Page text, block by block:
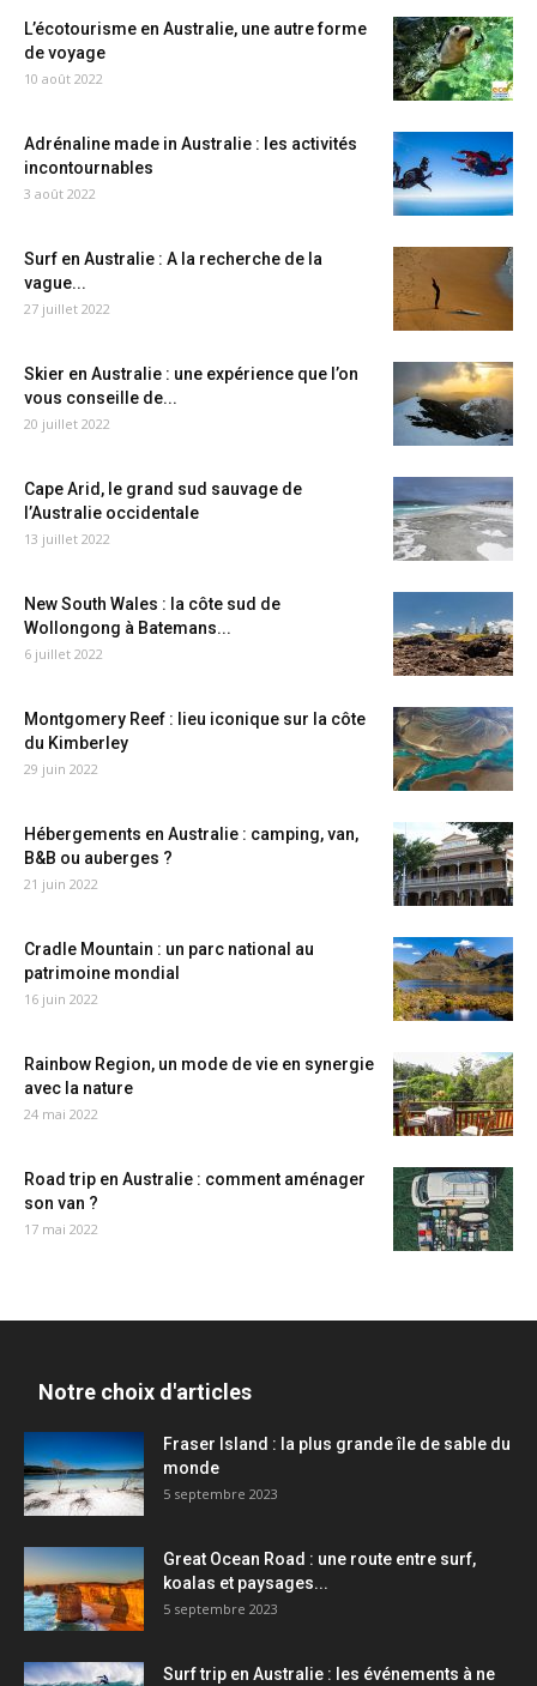
L’écotourisme en Australie, une autre forme
de voyage
10 août 2022
Adrénaline made in Australie : les activités
incontournables
3 août 2022
Surf en Australie : A la recherche de la
vague...
27 juillet 2022
Skier en Australie : une expérience que l’on
vous conseille de...
20 juillet 2022
Cape Arid, le grand sud sauvage de
l’Australie occidentale
13 juillet 2022
New South Wales : la côte sud de
Wollongong à Batemans...
6 juillet 2022
Montgomery Reef : lieu iconique sur la côte
du Kimberley
29 juin 2022
Hébergements en Australie : camping, van,
B&B ou auberges ?
21 juin 2022
Cradle Mountain : un parc national au
patrimoine mondial
16 juin 2022
Rainbow Region, un mode de vie en synergie
avec la nature
24 mai 2022
Road trip en Australie : comment aménager
son van ?
17 mai 2022
Notre choix d'articles
Fraser Island : la plus grande île de sable du
monde
5 septembre 2023
Great Ocean Road : une route entre surf,
koalas et paysages...
5 septembre 2023
Surf trip en Australie : les événements à ne